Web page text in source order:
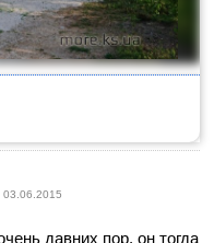
03.06.2015
давних пор, он тогда